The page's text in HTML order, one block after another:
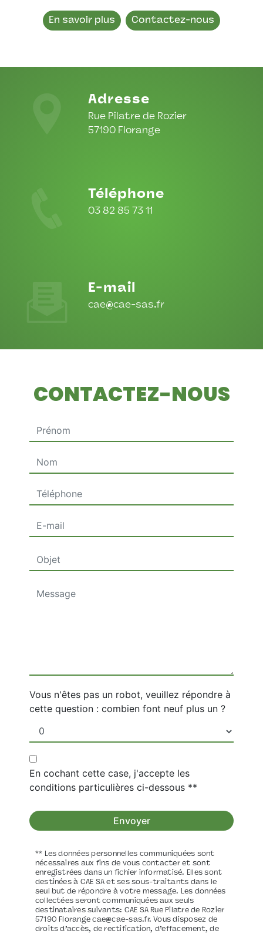
En savoir plus Contactez-nous
Adresse
Rue Pilatre de Rozier
57190 Florange
Téléphone
03 82 85 73 11
E-mail
cae@cae-sas.fr
CONTACTEZ-NOUS
Vous n'êtes pas un robot, veuillez répondre à
cette question : combien font neuf plus un ?
En cochant cette case, j'accepte les
conditions particulières ci-dessous **
Envoyer
** Les données personnelles communiquées sont
nécessaires aux fins de vous contacter et sont
enregistrées dans un fichier informatisé. Elles sont
destinées à CAE SA et ses sous-traitants dans le
seul but de répondre à votre message. Les données
collectées seront communiquées aux seuls
destinataires suivants: CAE SA Rue Pilatre de Rozier
57190 Florange cae@cae-sas.fr. Vous disposez de
droits d’accès, de rectification, d’effacement, de